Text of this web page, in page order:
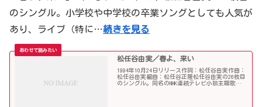
のシングル。小学校や中学校の卒業ソングとしても人気が
あり、ライブ（特に…続きを見る
松任谷由実／春よ、来い
1994年10月24日リリース作詞：松任谷由実作曲：
松任谷由実編曲：松任谷正隆松任谷由実の26枚目
のシングル。同名のNHK連続テレビ小説主題歌。